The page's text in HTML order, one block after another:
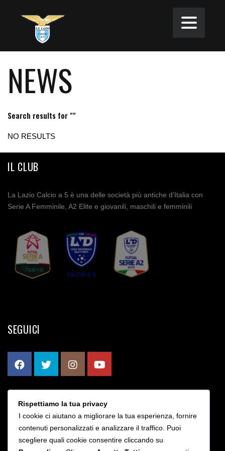
NEWS
Search results for ""
NO RESULTS
IL CLUB
La Lazio Calcio a 5 è una delle società più antiche d’Italia con
Serie A Femminile, A2 Elite e giovanili, maschili e femminili
SEGUICI
CONTATTI
Via Bruno Rizzieri 203 - Roma
Rispettiamo la tua privacy
I cookie ci aiutano a migliorare la tua esperienza, fornire
contenuti personalizzati e analizzare il traffico. Puoi
scegliere quali cookie consentire cliccando su